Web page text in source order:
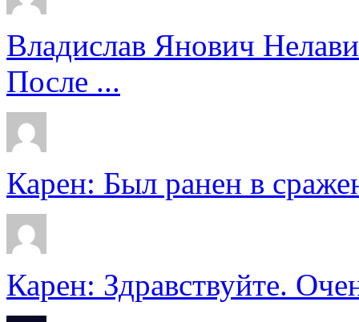
Владислав Янович
После ...
Карен: Был ранен в
Карен: Здравствуйте.